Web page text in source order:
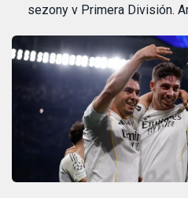
sezony v Primera División.